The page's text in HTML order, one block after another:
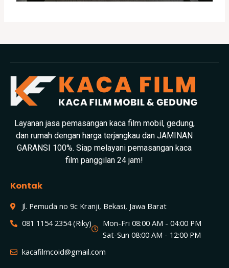
Layanan jasa pemasangan kaca film mobil, gedung,
dan rumah dengan harga terjangkau dan JAMINAN
GARANSI 100%. Siap melayani pemasangan kaca
film panggilan 24 jam!
Kontak
Jl. Pemuda no 9c Kranji, Bekasi, Jawa Barat
081 1154 2354 (Riky)
Mon-Fri 08:00 AM - 04:00 PM
Sat-Sun 08:00 AM - 12:00 PM
kacafilmcoid@gmail.com